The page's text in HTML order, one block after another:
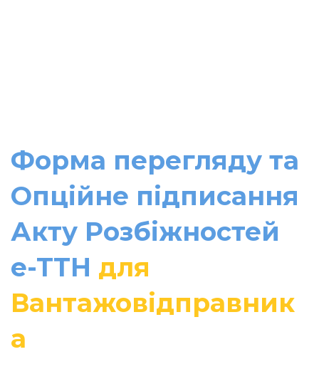
Форма перегляду та
Опційне підписання
Акту Розбіжностей
e-TTН для
Вантажовідправник
а